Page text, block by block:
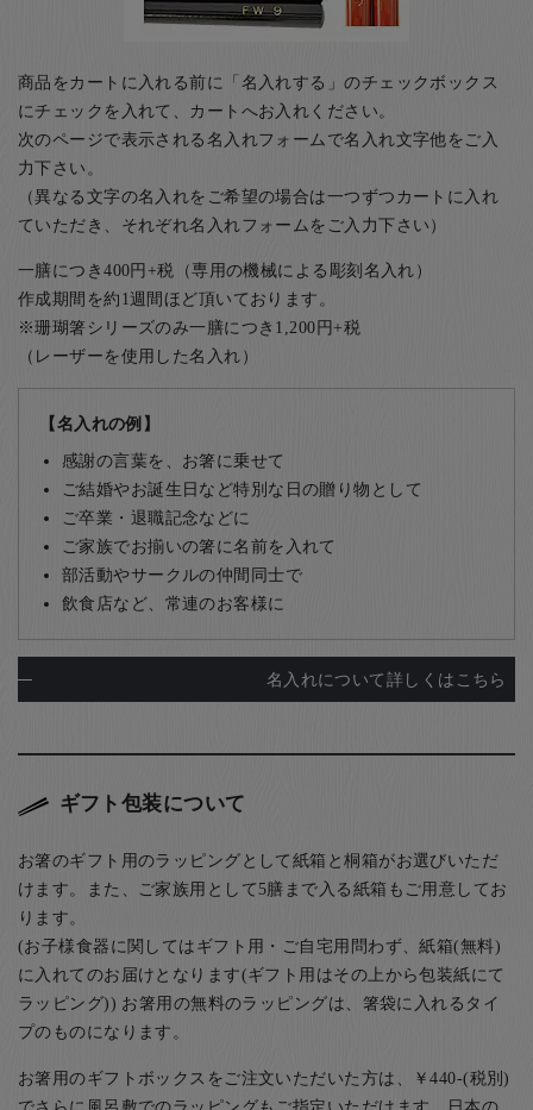
商品をカートに入れる前に「名入れする」のチェックボックス
にチェックを入れて、カートへお入れください。
次のページで表示される名入れフォームで名入れ文字他をご入
力下さい。
（異なる文字の名入れをご希望の場合は一つずつカートに入れ
ていただき、それぞれ名入れフォームをご入力下さい）
一膳につき400円+税（専用の機械による彫刻名入れ）
作成期間を約1週間ほど頂いております。
※珊瑚箸シリーズのみ一膳につき1,200円+税
（レーザーを使用した名入れ）
【名入れの例】
感謝の言葉を、お箸に乗せて
ご結婚やお誕生日など特別な日の贈り物として
ご卒業・退職記念などに
ご家族でお揃いの箸に名前を入れて
部活動やサークルの仲間同士で
飲食店など、常連のお客様に
名入れについて詳しくはこちら
ギフト包装について
お箸のギフト用のラッピングとして紙箱と桐箱がお選びいただ
けます。また、ご家族用として5膳まで入る紙箱もご用意してお
ります。
(お子様食器に関してはギフト用・ご自宅用問わず、紙箱(無料)
に入れてのお届けとなります(ギフト用はその上から包装紙にて
ラッピング)) お箸用の無料のラッピングは、箸袋に入れるタイ
プのものになります。
お箸用のギフトボックスをご注文いただいた方は、￥440-(税別)
でさらに風呂敷でのラッピングもご指定いただけます。日本の